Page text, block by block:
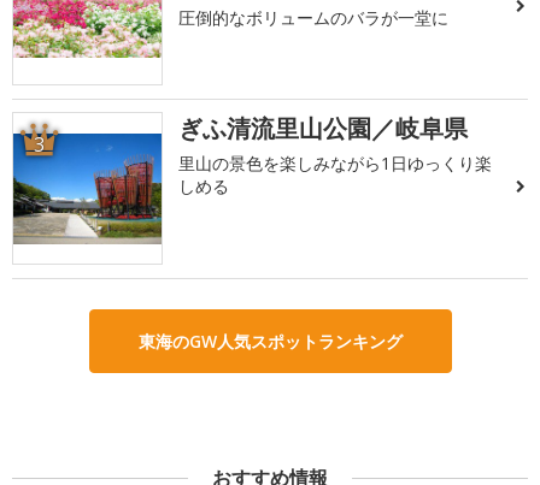
圧倒的なボリュームのバラが一堂に
3 ぎふ清流里山公園／岐阜県
里山の景色を楽しみながら1日ゆっくり楽
しめる
東海のGW人気スポットランキング
おすすめ情報